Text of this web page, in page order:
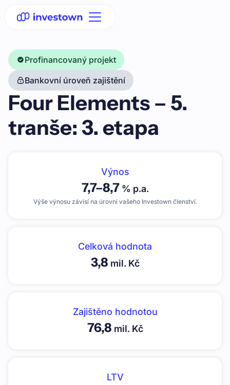
Profinancovaný projekt
Bankovní úroveň zajištění
Four Elements – 5.
tranše: 3. etapa
Výnos
7,7–8,7 % p.a.
Výše výnosu závisí na úrovni vašeho Investown členství.
Celková hodnota
3,8 mil. Kč
Zajištěno hodnotou
76,8 mil. Kč
LTV